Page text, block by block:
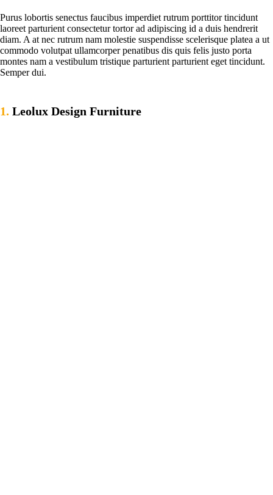
Purus lobortis senectus faucibus imperdiet rutrum porttitor tincidunt
laoreet parturient consectetur tortor ad adipiscing id a duis hendrerit
diam. A at nec rutrum nam molestie suspendisse scelerisque platea a ut
commodo volutpat ullamcorper penatibus dis quis felis justo porta
montes nam a vestibulum tristique parturient parturient eget tincidunt.
Semper dui.
1. Leolux Design Furniture